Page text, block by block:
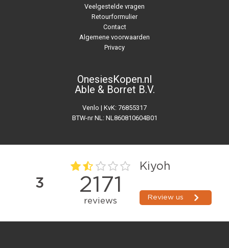
Veelgestelde vragen
Retourformulier
Contact
Algemene voorwaarden
Privacy
OnesiesKopen.nl
Able & Borret B.V.
Venlo | KvK: 76855317
BTW-nr NL: NL860810604B01